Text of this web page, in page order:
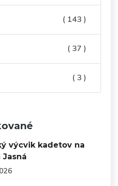
( 143 )
( 37 )
( 3 )
výcvik kadetov na